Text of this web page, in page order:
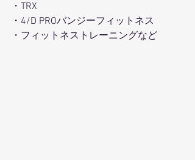
・TRX
・4/D PROバンジーフィットネス
・フィットネストレーニングなど